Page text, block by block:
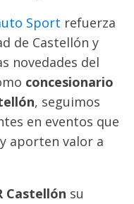
Sport refuerza
de Castellón y
novedades del
concesionario
, seguimos
en eventos que
aporten valor a
Castellón su